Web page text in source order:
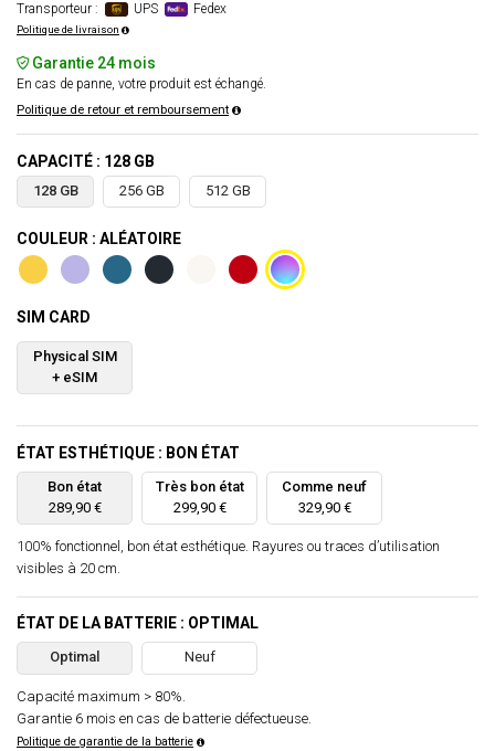
Transporteur :
UPS Fedex
Politique de livraison
Garantie 24 mois
En cas de panne, votre produit est échangé.
Politique de retour et remboursement
CAPACITÉ : 128 GB
128 GB 256 GB 512 GB
COULEUR : ALÉATOIRE
SIM CARD
Physical SIM
+ eSIM
ÉTAT ESTHÉTIQUE : BON ÉTAT
Bon état
289,90 €
Très bon état
299,90 €
Comme neuf
329,90 €
100% fonctionnel, bon état esthétique. Rayures ou traces d’utilisation
visibles à 20 cm.
ÉTAT DE LA BATTERIE : OPTIMAL
Optimal Neuf
Capacité maximum > 80%.
Garantie 6 mois en cas de batterie défectueuse.
Politique de garantie de la batterie